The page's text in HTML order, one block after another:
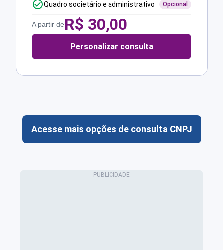
Quadro societário e administrativo Opcional
A partir deR$ 30,00
Personalizar consulta
Acesse mais opções de consulta CNPJ